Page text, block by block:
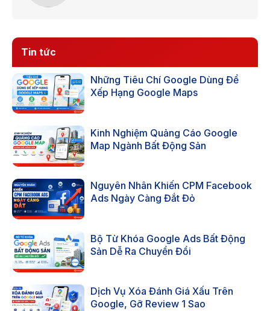
Tin tức
Những Tiêu Chí Google Dùng Để
Xếp Hạng Google Maps
Kinh Nghiệm Quảng Cáo Google
Map Ngành Bất Động Sản
Nguyên Nhân Khiến CPM Facebook
Ads Ngày Càng Đắt Đỏ
Bộ Từ Khóa Google Ads Bất Động
Sản Dễ Ra Chuyển Đổi
Dịch Vụ Xóa Đánh Giá Xấu Trên
Google, Gỡ Review 1 Sao